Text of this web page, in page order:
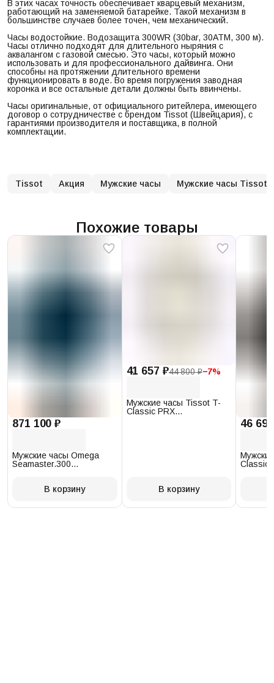
В этих часах точность обеспечивает кварцевый механизм,
работающий на заменяемой батарейке. Такой механизм в
большинстве случаев более точен, чем механический.
Часы водостойкие. Водозащита 300WR (30bar, 30ATM, 300 м).
Часы отлично подходят для длительного ныряния с
аквалангом с газовой смесью. Это часы, который можно
использовать и для профессионального дайвинга. Они
способны на протяжении длительного времени
функционировать в воде. Во время погружения заводная
коронка и все остальные детали должны быть ввинчены.
Часы оригинальные, от официального ритейлера, имеющего
договор о сотрудничестве с брендом Tissot (Швейцария), с
гарантиями производителя и поставщика, в полной
комплектации.
Tissot Акция Мужские часы Мужские часы Tissot
Похожие товары
871 100 ₽
Мужские часы Omega
Seamaster.300
В корзину
41 657 ₽44 800 ₽−7%
Мужские часы Tissot T-
Classic PRX
В корзину
46
Classic